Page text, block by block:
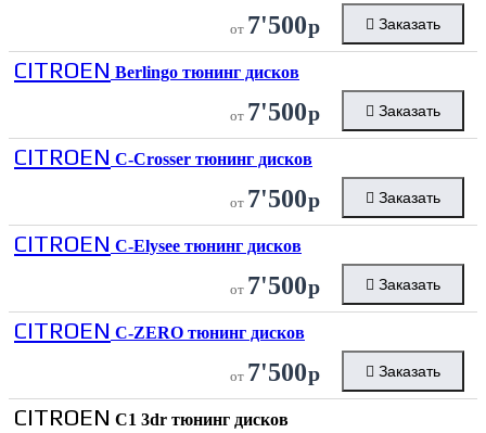
от 7'500р Заказать
CITROEN Berlingo тюнинг дисков
от 7'500р Заказать
CITROEN C-Crosser тюнинг дисков
от 7'500р Заказать
CITROEN C-Elysee тюнинг дисков
от 7'500р Заказать
CITROEN C-ZERO тюнинг дисков
от 7'500р Заказать
CITROEN C1 3dr тюнинг дисков